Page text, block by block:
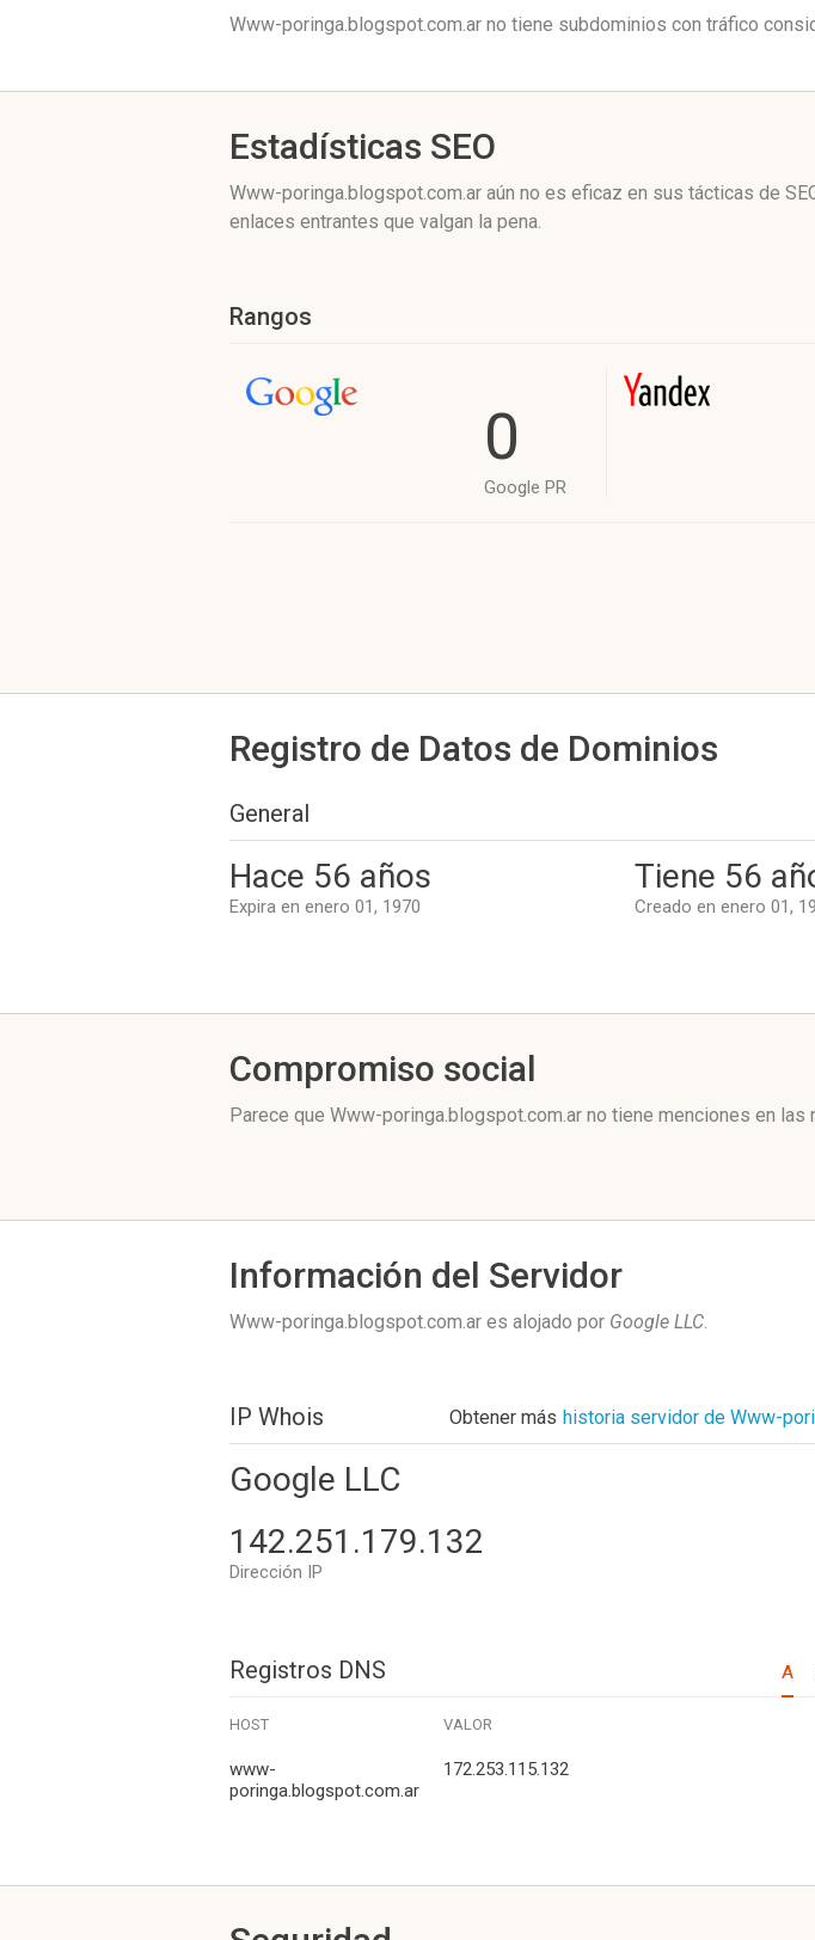
Www-poringa.blogspot.com.ar no tiene subdominios con tráfico
Estadísticas SEO
Www-poringa.blogspot.com.ar aún no es eficaz en sus tácticas de
enlaces entrantes que valgan la pena.
Rangos
0
Google PR
Registro de Datos de Dominios
General
Hace 56 años
Expira en enero 01, 1970
Tiene 56
Creado en enero 01,
Compromiso social
Parece que Www-poringa.blogspot.com.ar no tiene menciones en las
Información del Servidor
Www-poringa.blogspot.com.ar es alojado por Google LLC.
IP Whois Obtener más historia servidor de Www-
Google LLC
142.251.179.132
Dirección IP
Registros DNS A
HOST VALOR
www-
poringa.blogspot.com.ar
172.253.115.132